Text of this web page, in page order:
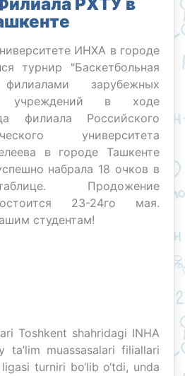
ИНХА в городе
турнир "Баскетбольная
зарубежных
учреждений в ходе
филиала Российского
университета
в городе Ташкенте
набрала 18 очков в
Продожение
23-24го мая.
студентам!
Toshkent shahridagi INHA
ta’lim muassasalari filiallari
turniri bo‘lib o‘tdi, unda